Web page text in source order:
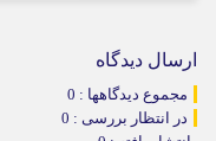
ارسال دیدگاه
مجموع دیدگاهها : 0
در انتظار بررسی : 0